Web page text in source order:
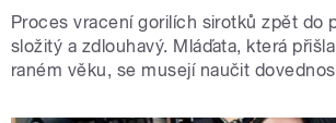
Proces vracení gorilích sirotků zpět do
složitý a zdlouhavý. Mláďata, která
raném věku, se musejí naučit